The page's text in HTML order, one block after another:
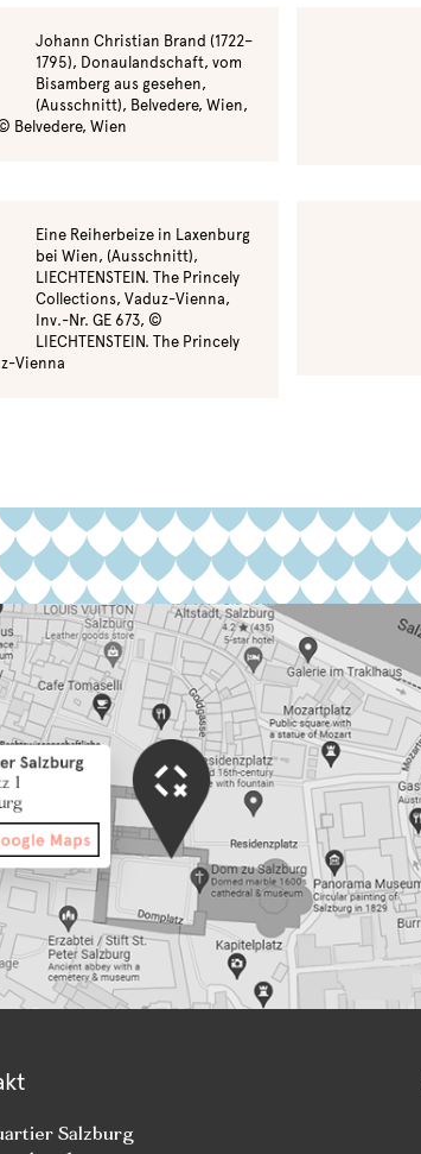
Johann Christian Brand (1722–
1795), Donaulandschaft, vom
Bisamberg aus gesehen,
(Ausschnitt), Belvedere, Wien,
Belvedere, Wien
Eine Reiherbeize in Laxenburg
bei Wien, (Ausschnitt),
LIECHTENSTEIN. The Princely
Collections, Vaduz-Vienna,
Inv.-Nr. GE 673, ©
LIECHTENSTEIN. The Princely
Vienna
Salzburg